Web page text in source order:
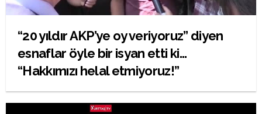
“20 yıldır AKP’ye oy veriyoruz” diyen
esnaflar öyle bir isyan etti ki…
“Hakkımızı helal etmiyoruz!”